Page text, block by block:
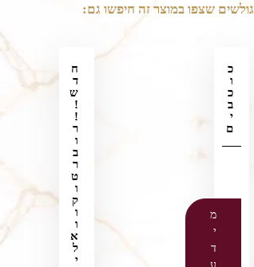
גולשים שצפו במוצר זה חיפשו גם:
כ
ו
כ
ב
י
ם
מ
י
ד
ח
ד
ש
!
!
ר
ו
ב
ר
ט
ו
ק
ו
ו
א
ל
י